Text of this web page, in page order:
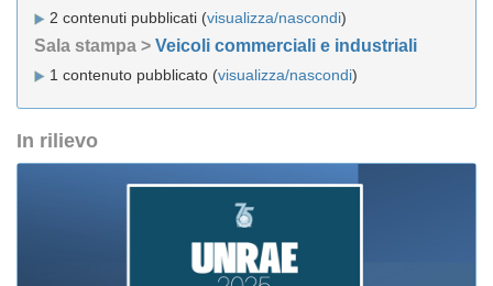
2 contenuti pubblicati (visualizza/nascondi)
Sala stampa > Veicoli commerciali e industriali
1 contenuto pubblicato (visualizza/nascondi)
In rilievo